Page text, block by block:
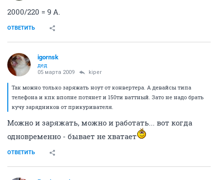
2000/220 = 9 А.
ОТВЕТИТЬ
igornsk
дед
05 марта 2009 kiper
Так можно только заряжать ноут от конвертера. А девайсы типа
телефона и кпк вполне потянет и 150ти ваттный. Зато не надо брать
кучу зарядников от прикуривателя.
Можно и заряжать, можно и работать... вот когда
одновременно - бывает не хватает
ОТВЕТИТЬ